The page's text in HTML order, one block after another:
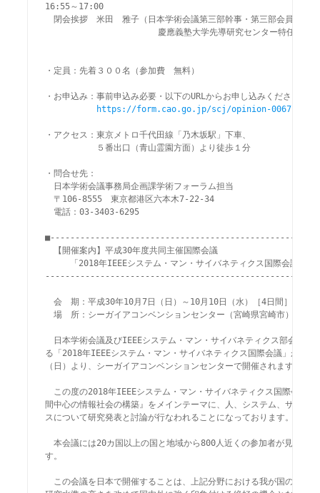
16:55～17:00
閉会挨拶　米田　雅子（日本学術会議第三部幹事・第三部会員、
         　　　　　     慶應義塾大学先導研究センター特任教授）
・定員：先着３００名（参加費　無料）
・お申込み：事前申込み必要・以下のURLからお申し込
https://form.cao.go.jp/scj/opinion-0067.html
・アクセス：東京メトロ千代田線「乃木坂駅」下車、
５番出口（青山霊園方面）より徒歩１分
・問合せ先：
日本学術会議事務局企画課学術フォーラム担当
〒106-8555　東京都港区六本木7-22-34
電話：03-3403-6295
【開催案内】平成30年度共同主催国際会議
     「2018年IEEEシステム・マン・サイバネティクス国際会議」
会　期：平成30年10月7日（日）～10月10日（水）［4日間］
場　所：シーガイアコンベンションセンター（宮崎県宮崎市）
日本学術会議及びIEEEシステム・マン・サイバネティクス部会が共
る「2018年IEEEシステム・マン・サイバネティクス国際会議」が、10
（日）より、シーガイアコンベンションセンターで開催されます。
この度の2018年IEEEシステム・マン・サイバネティクス国際会議で
間中心の情報社会の構築』をメインテーマに、人、システム、サイバ
スについて研究発表と討論が行なわれることになっております。
本会議には20カ国以上の国と地域から800人近くの参加者が見込ま
す。
この会議を日本で開催することは、上記分野における我が国のプレ